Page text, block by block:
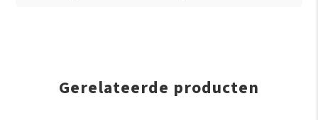
Gerelateerde producten